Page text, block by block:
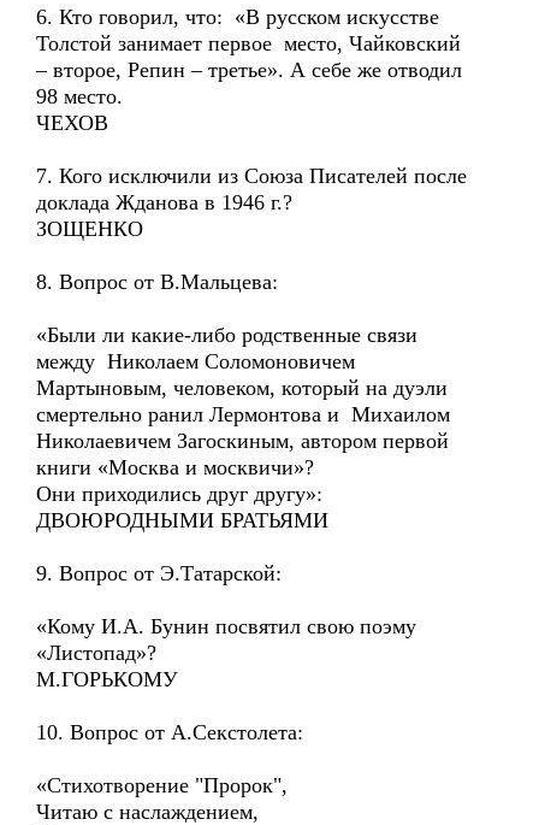
6. Кто говорил, что: «В русском искусстве
Толстой занимает первое место, Чайковский
– второе, Репин – третье». А себе же отводил
98 место.
ЧЕХОВ
7. Кого исключили из Союза Писателей после
доклада Жданова в 1946 г.?
ЗОЩЕНКО
8. Вопрос от В.Мальцева:
«Были ли какие-либо родственные связи
между Николаем Соломоновичем
Мартыновым, человеком, который на дуэли
смертельно ранил Лермонтова и Михаилом
Николаевичем Загоскиным, автором первой
книги «Москва и москвичи»?
Они приходились друг другу»:
ДВОЮРОДНЫМИ БРАТЬЯМИ
9. Вопрос от Э.Татарской:
«Кому И.А. Бунин посвятил свою поэму
«Листопад»?
М.ГОРЬКОМУ
10. Вопрос от А.Секстолета:
«Стихотворение "Пророк",
Читаю с наслаждением,